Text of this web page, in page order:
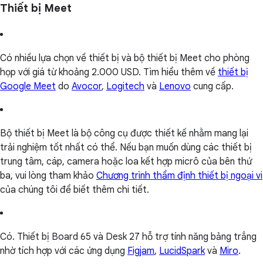
Thiết bị Meet
Có nhiều lựa chọn về thiết bị và bộ thiết bị Meet cho phòng
họp với giá từ khoảng 2.000 USD. Tìm hiểu thêm về thiết bị
Google Meet do Avocor, Logitech và Lenovo cung cấp.
Bộ thiết bị Meet là bộ công cụ được thiết kế nhằm mang lại
trải nghiệm tốt nhất có thể. Nếu bạn muốn dùng các thiết bị
trung tâm, cáp, camera hoặc loa kết hợp micrô của bên thứ
ba, vui lòng tham khảo Chương trình thẩm định thiết bị ngoại vi
của chúng tôi để biết thêm chi tiết.
Có. Thiết bị Board 65 và Desk 27 hỗ trợ tính năng bảng trắng
nhờ tích hợp với các ứng dụng Figjam, LucidSparkvà Miro.